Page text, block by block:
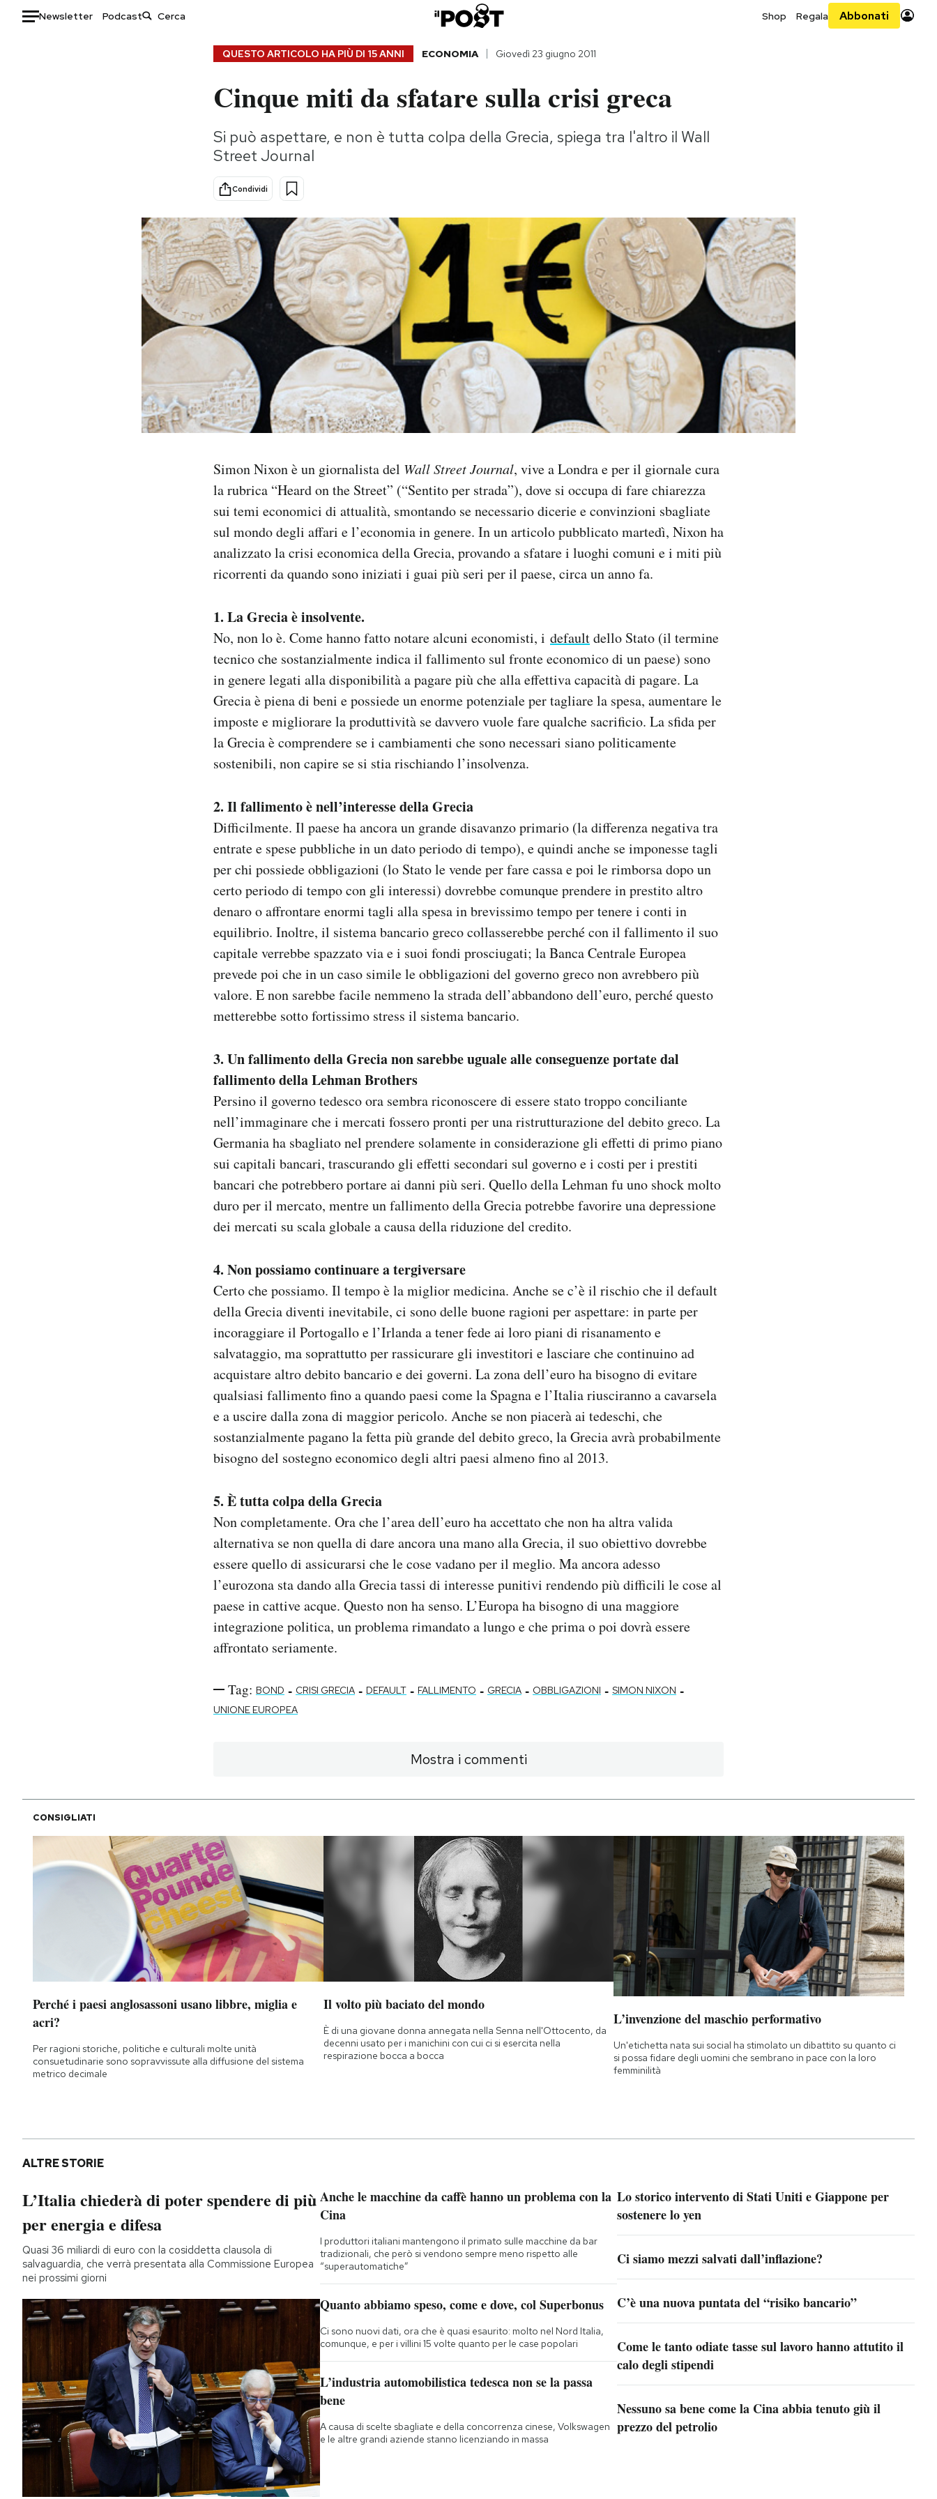
Newsletter Podcast Shop Regala Abbonati
Consumismi
Storie/Idee
Ok Boomer!
Media
Europa
Altrecose
Mondiali calcio 2026
QUESTO ARTICOLO HA PIÙ DI 15 ANNI ECONOMIA Giovedì 23 giugno 2011
Cinque miti da sfatare sulla crisi greca
Si può aspettare, e non è tutta colpa della Grecia, spiega tra l'altro il Wall
Street Journal
Condividi
Simon Nixon è un giornalista del Wall Street Journal, vive a Londra e per il giornale cura
la rubrica “Heard on the Street” (“Sentito per strada”), dove si occupa di fare chiarezza
sui temi economici di attualità, smontando se necessario dicerie e convinzioni sbagliate
sul mondo degli affari e l’economia in genere. In un articolo pubblicato martedì, Nixon ha
analizzato la crisi economica della Grecia, provando a sfatare i luoghi comuni e i miti più
ricorrenti da quando sono iniziati i guai più seri per il paese, circa un anno fa.
1. La Grecia è insolvente.
No, non lo è. Come hanno fatto notare alcuni economisti, i defaultdello Stato (il termine
tecnico che sostanzialmente indica il fallimento sul fronte economico di un paese) sono
in genere legati alla disponibilità a pagare più che alla effettiva capacità di pagare. La
Grecia è piena di beni e possiede un enorme potenziale per tagliare la spesa, aumentare le
imposte e migliorare la produttività se davvero vuole fare qualche sacrificio. La sfida per
la Grecia è comprendere se i cambiamenti che sono necessari siano politicamente
sostenibili, non capire se si stia rischiando l’insolvenza.
2. Il fallimento è nell’interesse della Grecia
Difficilmente. Il paese ha ancora un grande disavanzo primario (la differenza negativa tra
entrate e spese pubbliche in un dato periodo di tempo), e quindi anche se imponesse tagli
per chi possiede obbligazioni (lo Stato le vende per fare cassa e poi le rimborsa dopo un
certo periodo di tempo con gli interessi) dovrebbe comunque prendere in prestito altro
denaro o affrontare enormi tagli alla spesa in brevissimo tempo per tenere i conti in
equilibrio. Inoltre, il sistema bancario greco collasserebbe perché con il fallimento il suo
capitale verrebbe spazzato via e i suoi fondi prosciugati; la Banca Centrale Europea
prevede poi che in un caso simile le obbligazioni del governo greco non avrebbero più
valore. E non sarebbe facile nemmeno la strada dell’abbandono dell’euro, perché questo
metterebbe sotto fortissimo stress il sistema bancario.
3. Un fallimento della Grecia non sarebbe uguale alle conseguenze portate dal
fallimento della Lehman Brothers
Persino il governo tedesco ora sembra riconoscere di essere stato troppo conciliante
nell’immaginare che i mercati fossero pronti per una ristrutturazione del debito greco. La
Germania ha sbagliato nel prendere solamente in considerazione gli effetti di primo piano
sui capitali bancari, trascurando gli effetti secondari sul governo e i costi per i prestiti
bancari che potrebbero portare ai danni più seri. Quello della Lehman fu uno shock molto
duro per il mercato, mentre un fallimento della Grecia potrebbe favorire una depressione
dei mercati su scala globale a causa della riduzione del credito.
4. Non possiamo continuare a tergiversare
Certo che possiamo. Il tempo è la miglior medicina. Anche se c’è il rischio che il default
della Grecia diventi inevitabile, ci sono delle buone ragioni per aspettare: in parte per
incoraggiare il Portogallo e l’Irlanda a tener fede ai loro piani di risanamento e
salvataggio, ma soprattutto per rassicurare gli investitori e lasciare che continuino ad
acquistare altro debito bancario e dei governi. La zona dell’euro ha bisogno di evitare
qualsiasi fallimento fino a quando paesi come la Spagna e l’Italia riusciranno a cavarsela
e a uscire dalla zona di maggior pericolo. Anche se non piacerà ai tedeschi, che
sostanzialmente pagano la fetta più grande del debito greco, la Grecia avrà probabilmente
bisogno del sostegno economico degli altri paesi almeno fino al 2013.
5. È tutta colpa della Grecia
Non completamente. Ora che l’area dell’euro ha accettato che non ha altra valida
alternativa se non quella di dare ancora una mano alla Grecia, il suo obiettivo dovrebbe
essere quello di assicurarsi che le cose vadano per il meglio. Ma ancora adesso
l’eurozona sta dando alla Grecia tassi di interesse punitivi rendendo più difficili le cose al
paese in cattive acque. Questo non ha senso. L’Europa ha bisogno di una maggiore
integrazione politica, un problema rimandato a lungo e che prima o poi dovrà essere
affrontato seriamente.
Tag: BOND - CRISI GRECIA - DEFAULT - FALLIMENTO - GRECIA - OBBLIGAZIONI - SIMON NIXON -
UNIONE EUROPEA
Mostra i commenti
CONSIGLIATI
Perché i paesi anglosassoni usano libbre, miglia e
acri?
Per ragioni storiche, politiche e culturali molte unità
consuetudinarie sono sopravvissute alla diffusione del sistema
metrico decimale
Il volto più baciato del mondo
È di una giovane donna annegata nella Senna nell'Ottocento, da
decenni usato per i manichini con cui ci si esercita nella
respirazione bocca a bocca
L’invenzione del maschio performativo
Un'etichetta nata sui social ha stimolato un dibattito su quanto ci
si possa fidare degli uomini che sembrano in pace con la loro
femminilità
ALTRE STORIE
L’Italia chiederà di poter spendere di più
per energia e difesa
Quasi 36 miliardi di euro con la cosiddetta clausola di
salvaguardia, che verrà presentata alla Commissione Europea
nei prossimi giorni
Anche le macchine da caffè hanno un problema con la
Cina
I produttori italiani mantengono il primato sulle macchine da bar
tradizionali, che però si vendono sempre meno rispetto alle
“superautomatiche”
Quanto abbiamo speso, come e dove, col Superbonus
Ci sono nuovi dati, ora che è quasi esaurito: molto nel Nord Italia,
comunque, e per i villini 15 volte quanto per le case popolari
L’industria automobilistica tedesca non se la passa
bene
A causa di scelte sbagliate e della concorrenza cinese, Volkswagen
e le altre grandi aziende stanno licenziando in massa
Lo storico intervento di Stati Uniti e Giappone per
sostenere lo yen
Ci siamo mezzi salvati dall’inflazione?
C’è una nuova puntata del “risiko bancario”
Come le tanto odiate tasse sul lavoro hanno attutito il
calo degli stipendi
Nessuno sa bene come la Cina abbia tenuto giù il
prezzo del petrolio